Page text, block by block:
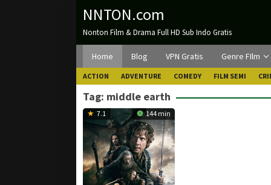
NNTON.com
Nonton Film & Drama Full HD Sub Indo Gratis
Home Blog VPN Gratis Genre FIlm
ACTION ADVENTURE COMEDY FILM SEMI
Tag: middle earth
7.1 144 min